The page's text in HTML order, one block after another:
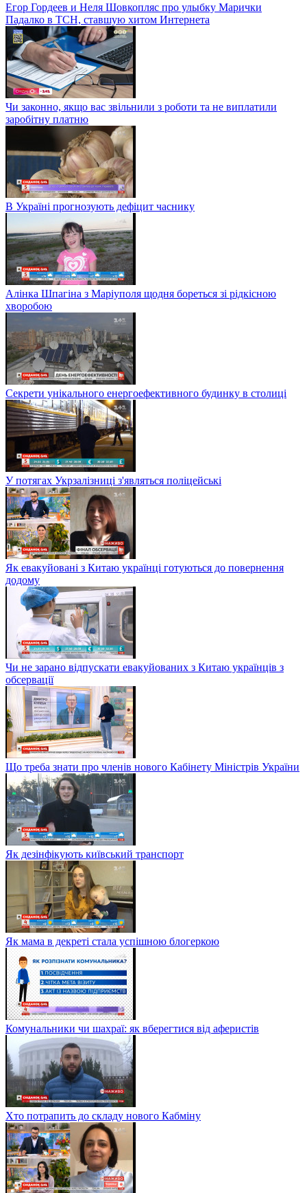
Егор Гордеев и Неля Шовкопляс про улыбку Марички
Падалко в ТСН, ставшую хитом Интернета
Чи законно, якщо вас звільнили з роботи та не виплатили
заробітну платню
В Україні прогнозують дефіцит часнику
Алінка Шпагіна з Маріуполя щодня бореться зі рідкісною
хворобою
Секрети унікального енергоефективного будинку в столиці
У потягах Укрзалізниці з'являться поліцейські
Як евакуйовані з Китаю українці готуються до повернення
додому
Чи не зарано відпускати евакуйованих з Китаю українців з
обсервації
Що треба знати про членів нового Кабінету Міністрів України
Як дезінфікують київський транспорт
Як мама в декреті стала успішною блогеркою
Комунальники чи шахраї: як вберегтися від аферистів
Хто потрапить до складу нового Кабміну